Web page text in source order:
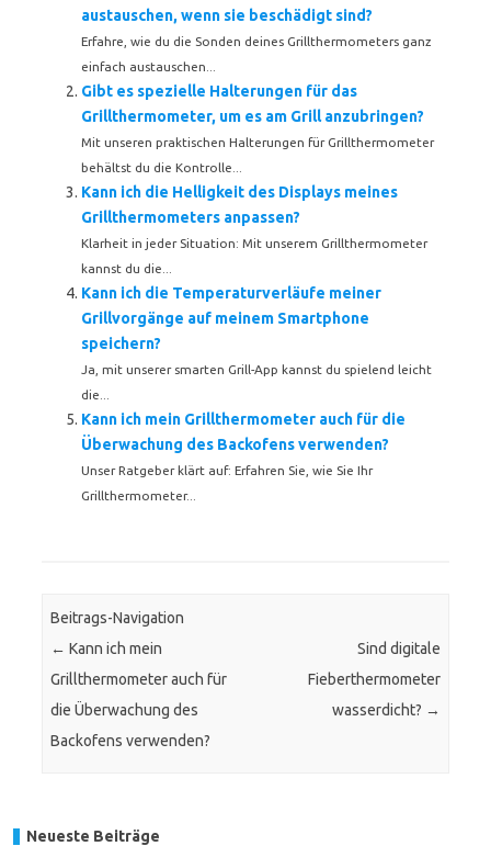
austauschen, wenn sie beschädigt sind?
Erfahre, wie du die Sonden deines Grillthermometers ganz
einfach austauschen...
Gibt es spezielle Halterungen für das
Grillthermometer, um es am Grill anzubringen?
Mit unseren praktischen Halterungen für Grillthermometer
behältst du die Kontrolle...
Kann ich die Helligkeit des Displays meines
Grillthermometers anpassen?
Klarheit in jeder Situation: Mit unserem Grillthermometer
kannst du die...
Kann ich die Temperaturverläufe meiner
Grillvorgänge auf meinem Smartphone
speichern?
Ja, mit unserer smarten Grill-App kannst du spielend leicht
die...
Kann ich mein Grillthermometer auch für die
Überwachung des Backofens verwenden?
Unser Ratgeber klärt auf: Erfahren Sie, wie Sie Ihr
Grillthermometer...
Beitrags-Navigation
← Kann ich mein
Grillthermometer auch für
die Überwachung des
Backofens verwenden?
Sind digitale
Fieberthermometer
wasserdicht? →
Neueste Beiträge